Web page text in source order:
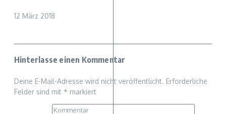
12 März 2018
Hinterlasse einen Kommentar
Deine E-Mail-Adresse wird nicht veröffentlicht. Erforderliche
Felder sind mit * markiert